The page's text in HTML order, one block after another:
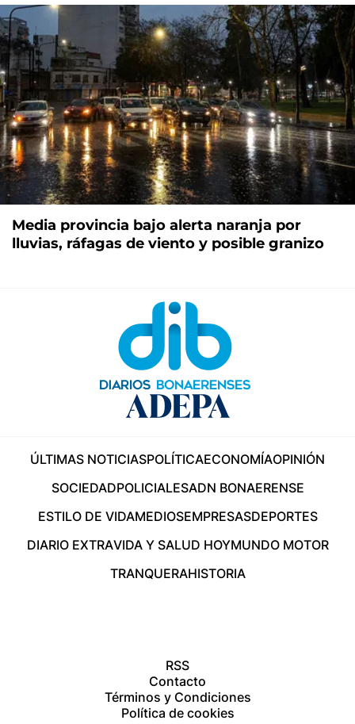
Media provincia bajo alerta naranja por
lluvias, ráfagas de viento y posible granizo
ÚLTIMAS NOTICIASPOLÍTICAECONOMÍAOPINIÓN
SOCIEDADPOLICIALESADN BONAERENSE
ESTILO DE VIDAMEDIOSEMPRESASDEPORTES
DIARIO EXTRAVIDA Y SALUD HOYMUNDO MOTOR
TRANQUERAHISTORIA
RSS
Contacto
Términos y Condiciones
Política de cookies